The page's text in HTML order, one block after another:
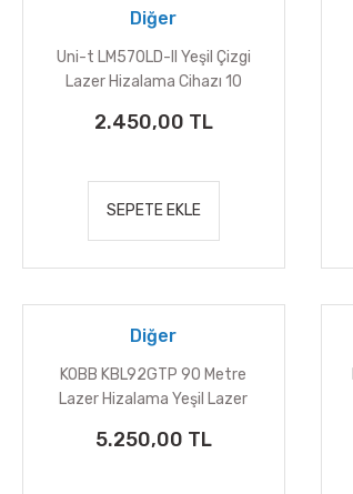
Diğer
Uni-t LM570LD-II Yeşil Çizgi
Lazer Hizalama Cihazı 10
2.450,00 TL
SEPETE EKLE
Diğer
KOBB KBL92GTP 90 Metre
Lazer Hizalama Yeşil Lazer
5.250,00 TL